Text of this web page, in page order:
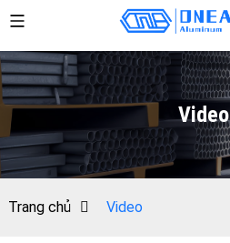
Video
Trang chủ Video